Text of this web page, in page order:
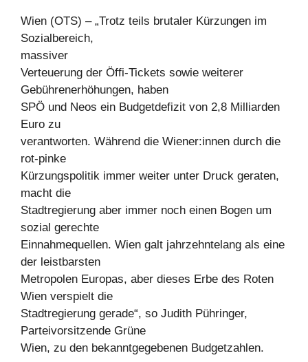
Wien (OTS) – „Trotz teils brutaler Kürzungen im
Sozialbereich,
massiver
Verteuerung der Öffi-Tickets sowie weiterer
Gebührenerhöhungen, haben
SPÖ und Neos ein Budgetdefizit von 2,8 Milliarden
Euro zu
verantworten. Während die Wiener:innen durch die
rot-pinke
Kürzungspolitik immer weiter unter Druck geraten,
macht die
Stadtregierung aber immer noch einen Bogen um
sozial gerechte
Einnahmequellen. Wien galt jahrzehntelang als eine
der leistbarsten
Metropolen Europas, aber dieses Erbe des Roten
Wien verspielt die
Stadtregierung gerade“, so Judith Pühringer,
Parteivorsitzende Grüne
Wien, zu den bekanntgegebenen Budgetzahlen.